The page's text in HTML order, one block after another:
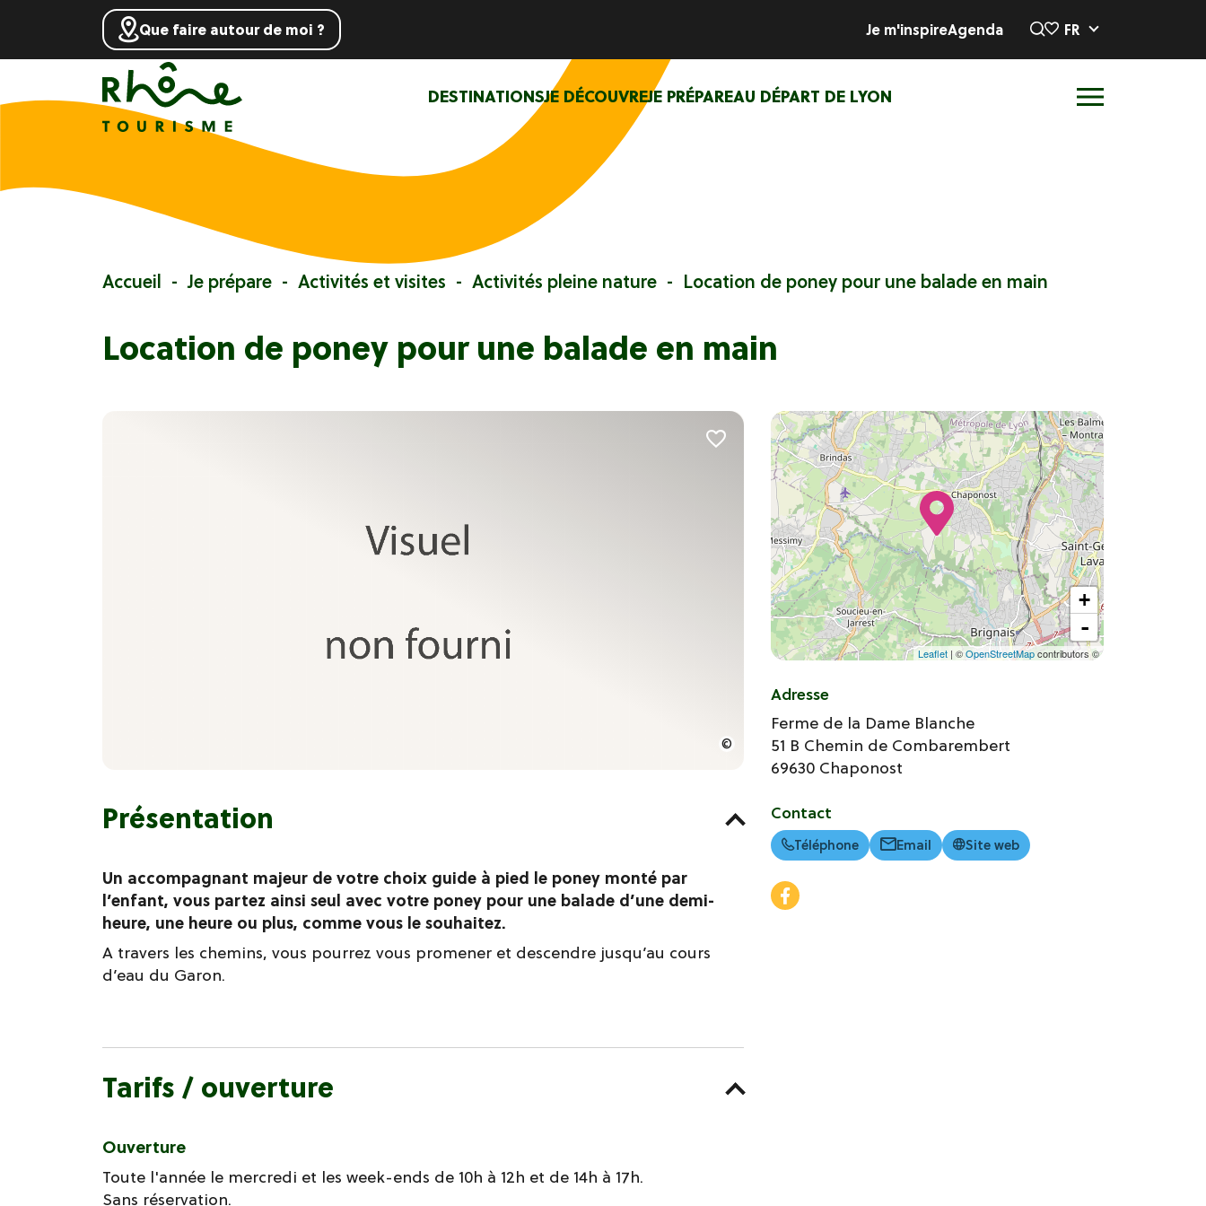
DESTINATIONSJE DÉCOUVREJE PRÉPAREAU DÉPART DE LYON
Que faire autour de moi ? Je m'inspireAgenda FR
Accueil Je prépare Activités et visites Activités pleine nature Location de poney pour une balade en main
Location de poney pour une balade en main
Présentation
Un accompagnant majeur de votre choix guide à pied le poney monté par
l’enfant, vous partez ainsi seul avec votre poney pour une balade d’une demi-
heure, une heure ou plus, comme vous le souhaitez.
A travers les chemins, vous pourrez vous promener et descendre jusqu’au cours
d’eau du Garon.
Tarifs / ouverture
Ouverture
Toute l'année le mercredi et les week-ends de 10h à 12h et de 14h à 17h.
Sans réservation.
+
-
Leaflet | ©OpenStreetMapcontributors ©
Adresse
Ferme de la Dame Blanche
51 B Chemin de Combarembert
69630 Chaponost
Contact
Téléphone Email Site web